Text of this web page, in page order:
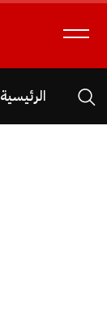
الرئيسية